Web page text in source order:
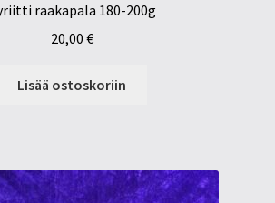
raakapala 180-200g
20,00 €
Lisää ostoskoriin